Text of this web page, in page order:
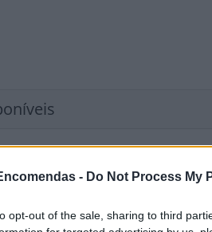
- Do Not Process My
opt-out of the sale, sharing to third
Contratuais